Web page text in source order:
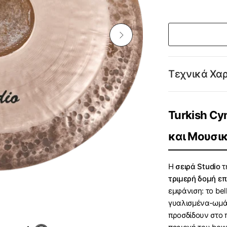
Τεχνικά
Turkish
και
Η σειρά Studio
τριμερή δομή
εμφάνιση: το
γυαλισμένα-
προσδίδουν στο